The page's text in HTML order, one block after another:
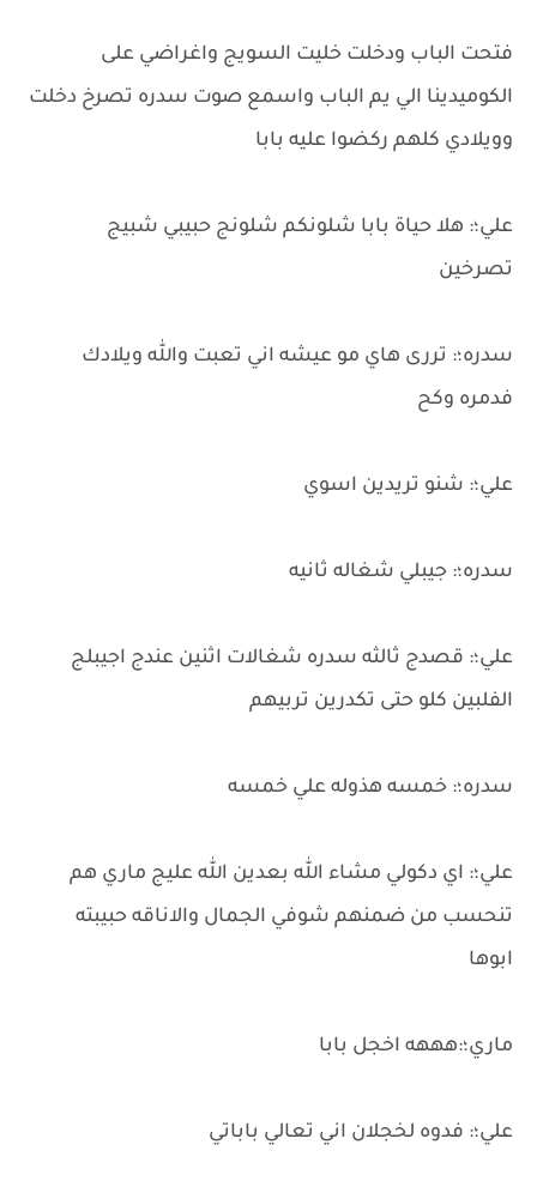
فتحت الباب ودخلت خليت السويج واغراضي على
الكوميدينا الي يم الباب واسمع صوت سدره تصرخ دخلت
وويلادي كلهم ركضوا عليه بابا
علي؛: هلا حياة بابا شلونكم شلونج حبيبي شبيج
تصرخين
سدره؛: تررى هاي مو عيشه اني تعبت والله ويلادك
فدمره وكح
علي؛: شنو تريدين اسوي
سدره؛: جيبلي شغاله ثانيه
علي؛: قصدج ثالثه سدره شغالات اثنين عندج اجيبلج
الفلبين كلو حتى تكدرين تربيهم
سدره؛: خمسه هذوله علي خمسه
علي؛: اي دكولي مشاء الله بعدين الله عليج ماري هم
تنحسب من ضمنهم شوفي الجمال والاناقه حبيبته
ابوها
ماري؛:هههه اخجل بابا
علي؛: فدوه لخجلان اني تعالي باباتي